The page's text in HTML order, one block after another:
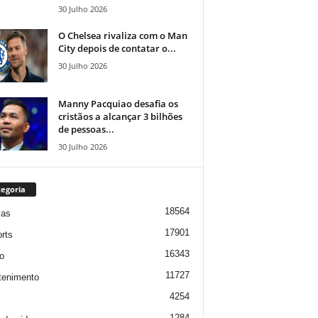
30 Julho 2026
O Chelsea rivaliza com o Man
City depois de contatar o...
30 Julho 2026
Manny Pacquiao desafia os
cristãos a alcançar 3 bilhões
de pessoas...
30 Julho 2026
18564
17901
16343
11727
4254